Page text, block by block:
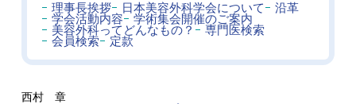
理事長挨拶 日本美容外科学会について
沿革
学会活動内容
学術集会開催のご案内
美容外科ってどんなもの？
専門医検索
会員検索
定款
西村 章